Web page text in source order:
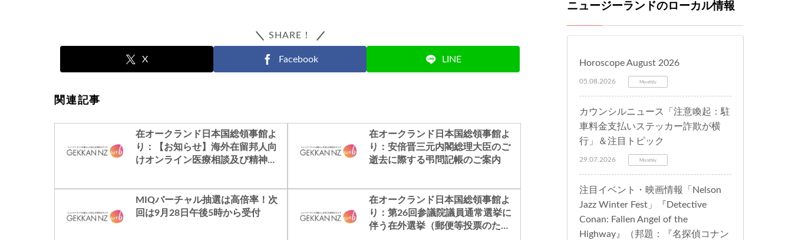
SHARE！
X Facebook LINE
関連記事
在オークランド日本国総領事館よ
り：【お知らせ】海外在留邦人向
けオンライン医療相談及び精神カ
における待ち時間の改善
在オークランド日本国総領事館よ
り：安倍晋三元内閣総理大臣のご
逝去に際する弔問記帳のご案内
MIQバーチャル抽選は高倍率！次
回は9月28日午後5時から受付
在オークランド日本国総領事館よ
り：第26回参議院議員通常選挙に
伴う在外選挙（郵便等投票のため
ニュージーランドのローカル情報
Horoscope August 2026
05.08.2026 Monthly
カウンシルニュース「注意喚起：駐
車料金支払いステッカー詐欺が横
行」＆注目トピック
29.07.2026 Monthly
注目イベント・映画情報「Nelson
Jazz Winter Fest」『Detective
Conan: Fallen Angel of the
Highway』（邦題：『名探偵コナン